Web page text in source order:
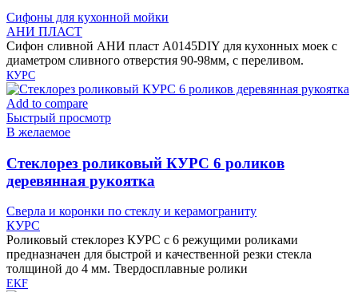
Сифоны для кухонной мойки
АНИ ПЛАСТ
Сифон сливной АНИ пласт A0145DIY для кухонных моек с
диаметром сливного отверстия 90-98мм, с переливом.
КУРС
Add to compare
Быстрый просмотр
В желаемое
Cтеклорез роликовый КУРС 6 роликов
деревянная рукоятка
Сверла и коронки по стеклу и керамограниту
КУРС
Роликовый стеклорез КУРС с 6 режущими роликами
предназначен для быстрой и качественной резки стекла
толщиной до 4 мм. Твердосплавные ролики
EKF